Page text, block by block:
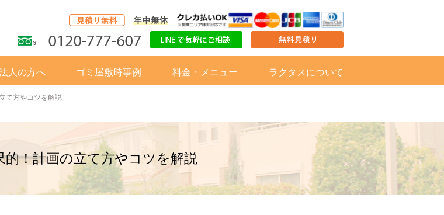
人の方へ ゴミ屋敷時事例 料金・メニュー ラクタスについて
て方やコツを解説
！計画の立て方やコツを解説